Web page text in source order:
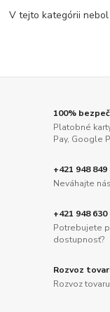
V tejto kategórii
100%
Platobné
Pay, Google
+421 948 849
Neváhajte
+421 948 630
Potrebujete
dostupnosť?
Rozvoz
Rozvoz